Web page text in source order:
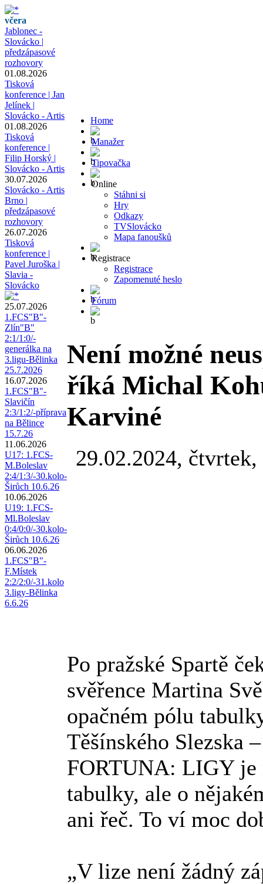
včera
Jablonec -
Slovácko |
předzápasové
rozhovory
01.08.2026
Tisková
konference | Jan
Jelínek |
Slovácko - Artis
01.08.2026
Tisková
konference |
Filip Horský |
Slovácko - Artis
30.07.2026
Slovácko - Artis
Brno |
předzápasové
rozhovory
26.07.2026
Tisková
konference |
Pavel Juroška |
Slavia -
Slovácko
25.07.2026
1.FCS"B"-
Zlín"B"
2:1/1:0/-
generálka na
3.ligu-Bělinka
25.7.2026
16.07.2026
1.FCS"B"-
Slavičín
2:3/1:2/-příprava
na Bělince
15.7.26
11.06.2026
U17: 1.FCS-
M.Boleslav
2:4/1:3/-30.kolo-
Širůch 10.6.26
10.06.2026
U19: 1.FCS-
Ml.Boleslav
0:4/0:0/-30.kolo-
Širůch 10.6.26
06.06.2026
1.FCS"B"-
F.Místek
2:2/2:0/-31.kolo
3.ligy-Bělinka
6.6.26
Home
Manažer
Tipovačka
Online
Stáhni si
Hry
Odkazy
TVSlovácko
Mapa fanoušků
Registrace
Registrace
Zapomenuté heslo
Fórum
Není možné
říká Michal
Karviné
29.02.2024, čtvrtek,
Po pražské Spartě
svěřence Martina
opačném pólu
Těšínského Slezska
FORTUNA: LIGY je
tabulky, ale o
ani řeč. To ví moc
„V lize není žádný